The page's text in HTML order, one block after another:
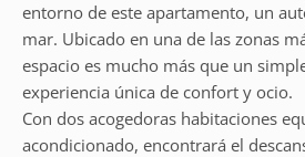
entorno de este apartamento, un
mar. Ubicado en una de las zonas
espacio es mucho más que un
experiencia única de confort y ocio.
Con dos acogedoras habitaciones
acondicionado, encontrará el